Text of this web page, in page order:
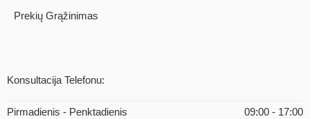
Prekių Grąžinimas
Konsultacija Telefonu:
Pirmadienis - Penktadienis 09:00 - 17:00